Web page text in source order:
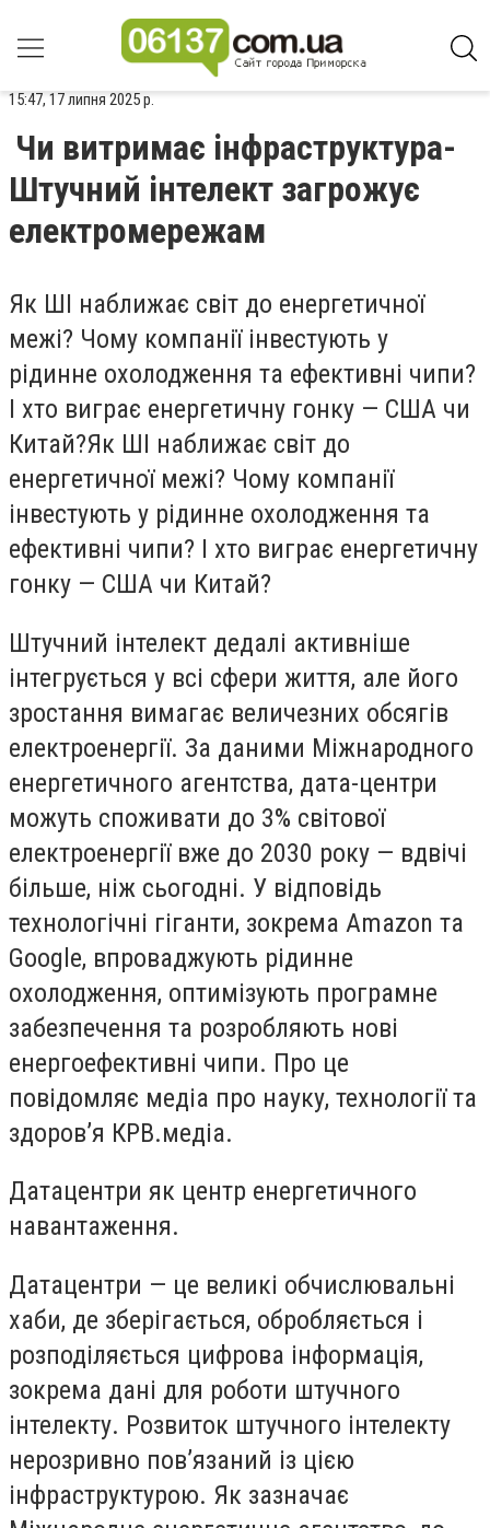
15:47, 17 липня 2025 р.
Чи витримає інфраструктура-
Штучний інтелект загрожує
електромережам
Як ШІ наближає світ до енергетичної
межі? Чому компанії інвестують у
рідинне охолодження та ефективні чипи?
І хто виграє енергетичну гонку — США чи
Китай?Як ШІ наближає світ до
енергетичної межі? Чому компанії
інвестують у рідинне охолодження та
ефективні чипи? І хто виграє енергетичну
гонку — США чи Китай?
Штучний інтелект дедалі активніше
інтегрується у всі сфери життя, але його
зростання вимагає величезних обсягів
електроенергії. За даними Міжнародного
енергетичного агентства, дата-центри
можуть споживати до 3% світової
електроенергії вже до 2030 року — вдвічі
більше, ніж сьогодні. У відповідь
технологічні гіганти, зокрема Amazon та
Google, впроваджують рідинне
охолодження, оптимізують програмне
забезпечення та розробляють нові
енергоефективні чипи. Про це
повідомляє медіа про науку, технології та
здоров’я КРВ.медіа.
Датацентри як центр енергетичного
навантаження.
Датацентри — це великі обчислювальні
хаби, де зберігається, обробляється і
розподіляється цифрова інформація,
зокрема дані для роботи штучного
інтелекту. Розвиток штучного інтелекту
нерозривно пов’язаний із цією
інфраструктурою. Як зазначає